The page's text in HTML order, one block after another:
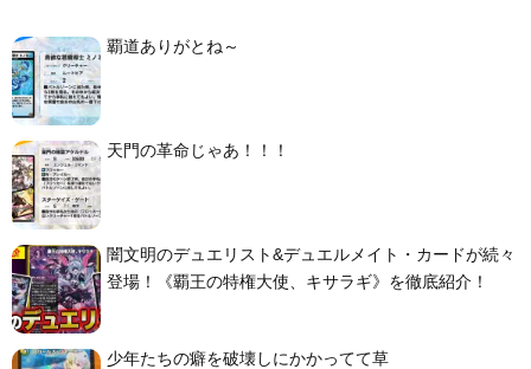
覇道ありがとね～
天門の革命じゃあ！！！
闇文明のデュエリスト&デュエルメイト・カードが続々
登場！《覇王の特権大使、キサラギ》を徹底紹介！
少年たちの癖を破壊しにかかってて草